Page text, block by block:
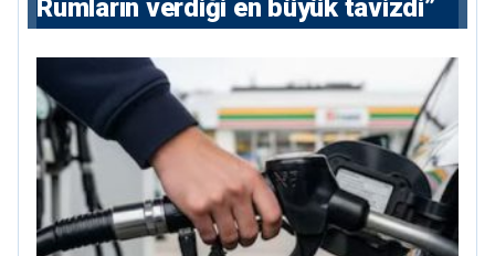
Rumların verdiği en büyük tavizdi”